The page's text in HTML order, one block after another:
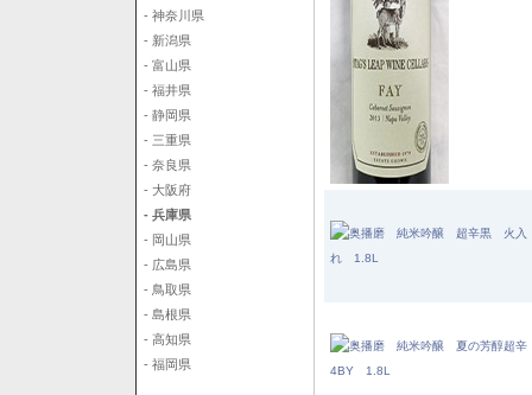
- 神奈川県
- 新潟県
- 富山県
- 福井県
- 静岡県
- 三重県
- 奈良県
- 大阪府
- 兵庫県
- 岡山県
- 広島県
- 鳥取県
- 島根県
- 高知県
- 福岡県